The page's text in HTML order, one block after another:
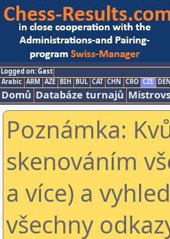
Logged on: Gast
Arabic ARM AZE BIH BUL CAT CHN CRO CZE DEN
Domů Databáze turnajů
Poznámka:
skenováním
a více) a
všechny